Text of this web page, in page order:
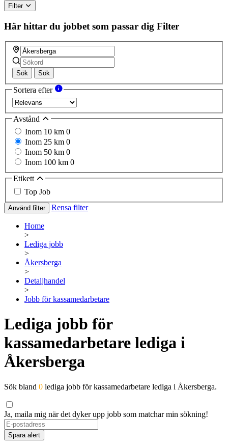
Filter
Här hittar du jobbet som passar dig Filter
Sök Sök
Sortera efter
Avstånd
Inom 10 km 0
Inom 25 km 0
Inom 50 km 0
Inom 100 km 0
Etikett
Top Job
Använd filter Rensa filter
Home
>
Lediga jobb
>
Åkersberga
>
Detaljhandel
>
Jobb för kassamedarbetare
Lediga jobb för
kassamedarbetare lediga i
Åkersberga
Sök bland 0 lediga jobb för kassamedarbetare lediga i Åkersberga.
Ja, maila mig när det dyker upp jobb som matchar min sökning!
Spara alert